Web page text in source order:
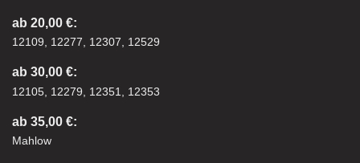
ab 20,00 €:
12109, 12277, 12307, 12529
ab 30,00 €:
12105, 12279, 12351, 12353
ab 35,00 €:
Mahlow